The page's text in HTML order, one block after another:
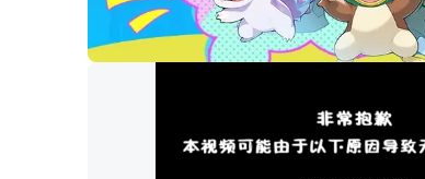
00:07 / 00:17